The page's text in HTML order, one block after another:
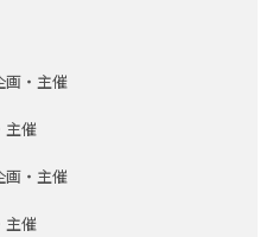
画・主催
主催
画・主催
主催